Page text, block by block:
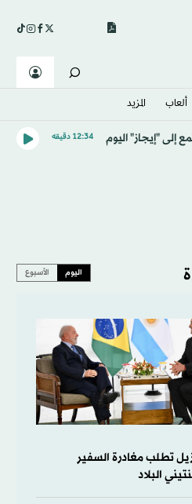
ألعاب المزيد
إلى "إيجاز" اليوم 12:34 دقيقه
اليوم الأسبوع
تطلب مغادرة السفير
البلاد